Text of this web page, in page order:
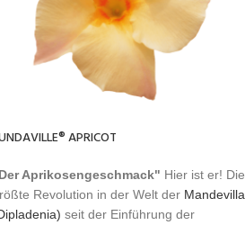
APRICOT
Aprikosengeschmack" Hier ist er! Die
Revolution in der Welt der Mandevilla
seit der Einführung der